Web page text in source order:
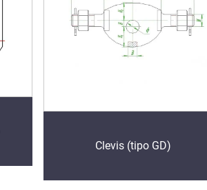
Clevis (tipo GD)